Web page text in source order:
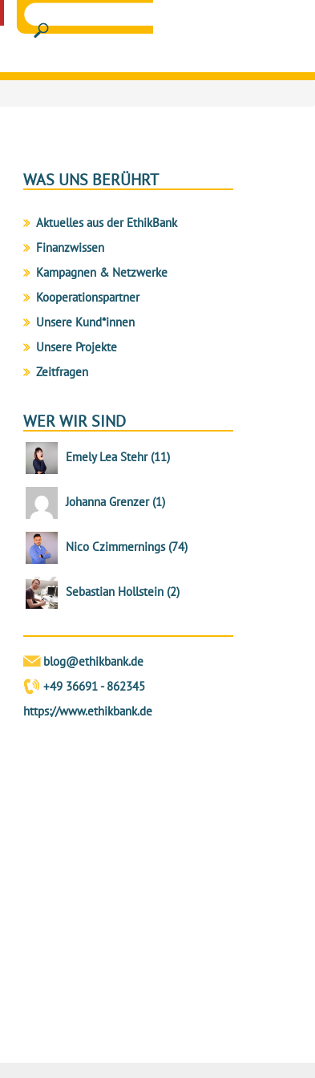
WAS UNS BERÜHRT
Aktuelles aus der EthikBank
Finanzwissen
Kampagnen & Netzwerke
Kooperationspartner
Unsere Kund*innen
Unsere Projekte
Zeitfragen
WER WIR SIND
Emely Lea Stehr (11)
Johanna Grenzer (1)
Nico Czimmernings (74)
Sebastian Hollstein (2)
blog@ethikbank.de
+49 36691 - 862345
https://www.ethikbank.de